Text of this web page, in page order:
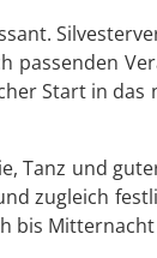
passenden
Start in
Tanz und
zugleich
bis